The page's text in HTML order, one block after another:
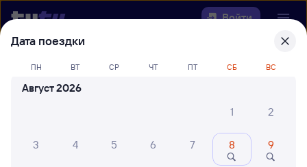
Войти
Выберите день, чтобы найтиж/д
билеты Залари — Худоеланская
Куда
Дата поездки
ПН ВТ СР ЧТ ПТ СБ ВС
Август 2026
1
2
3 4 5 6 7 8 9